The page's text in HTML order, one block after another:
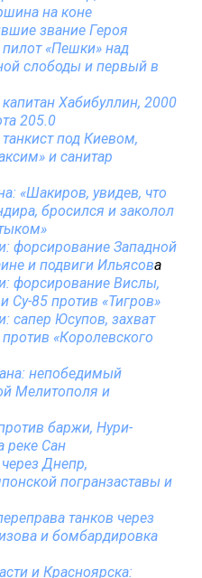
на коне
звание Героя
«Пешки» над
слободы и первый в
Хабибуллин, 2000
205.0
под Киевом,
и санитар
«Шакиров, увидев, что
бросился и заколол
форсирование Западной
и подвиги Ильясова
форсирование Вислы,
Су-85 против «Тигров»
сапер Юсупов, захват
«Королевского
непобедимый
Мелитополя и
баржи, Нури-
реке Сан
Днепр,
погранзаставы и
танков через
и бомбардировка
и Красноярска: